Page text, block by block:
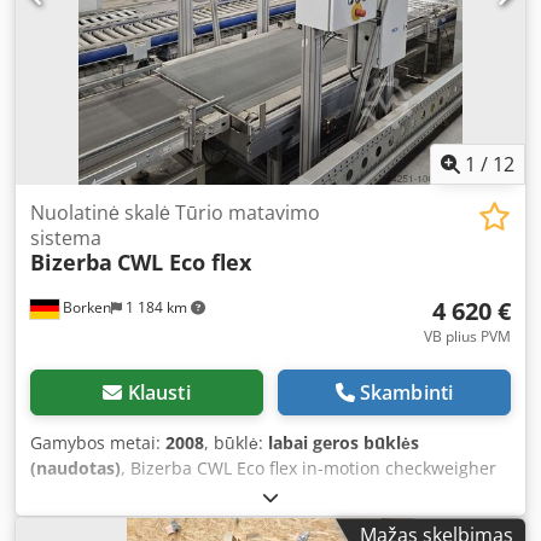
1 / 12
Borken 1 184 km
Nuolatinė skalė Tūrio matavimo
sistema
Bizerba CWL Eco flex
4 620 €
VB plius PVM
Klausti Skambinti
Gamybos metai: 2008, būklė: labai geros būklės
(naudotas), Bizerba CWL Eco flex in-motion checkweigher
with Sick VMS520 volume measurement system Bizerba
CWL Eco flex In-Motion Checkweigher Dynamic weight
Mažas skelbimas